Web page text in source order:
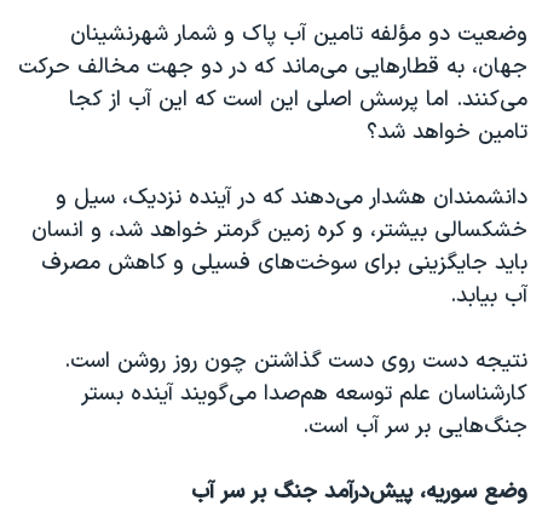
وضعیت دو مؤلفه تامین آب پاک و شمار شهرنشینان
جهان، به قطارهایی می‌ماند که در دو جهت مخالف حرکت
می‌کنند. اما پرسش اصلی این است که این آب از کجا
تامین خواهد شد؟
دانشمندان هشدار می‌دهند که در آینده نزدیک، سیل و
خشکسالی بیشتر، و کره زمین گرمتر خواهد شد، و انسان
باید جایگزینی برای سوخت‌های فسیلی و کاهش مصرف
آب بیابد.
نتیجه دست روی دست گذاشتن چون روز روشن است.
کارشناسان علم توسعه هم‌صدا می‌گویند آینده بستر
جنگ‌هایی بر سر آب است.
وضع سوریه، پیش‌درآمد جنگ بر سر آب